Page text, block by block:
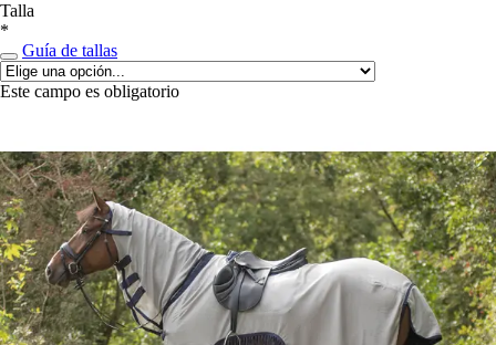
Talla
*
Guía de tallas
Este campo es obligatorio